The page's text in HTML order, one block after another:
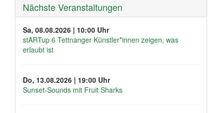
Nächste Veranstaltungen
Sa, 08.08.2026 | 10:00 Uhr
stARTup 6 Tettnanger Künstler*innen zeigen, was
erlaubt ist
Do, 13.08.2026 | 19:00 Uhr
Sunset-Sounds mit Fruit Sharks